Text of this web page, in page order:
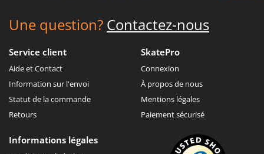
Une question? Contactez-nous
Service client
Aide et Contact
Information sur l'envoi
Statut de la commande
Retours
SkatePro
Connexion
À propos de nous
Mentions légales
Paiement sécurisé
Informations légales